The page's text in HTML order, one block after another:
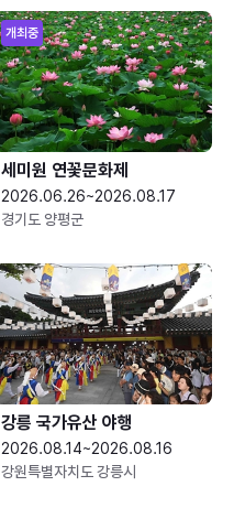
개최중
세미원 연꽃문화제
2026.06.26~2026.08.17
경기도 양평군
강릉 국가유산 야행
2026.08.14~2026.08.16
강원특별자치도 강릉시